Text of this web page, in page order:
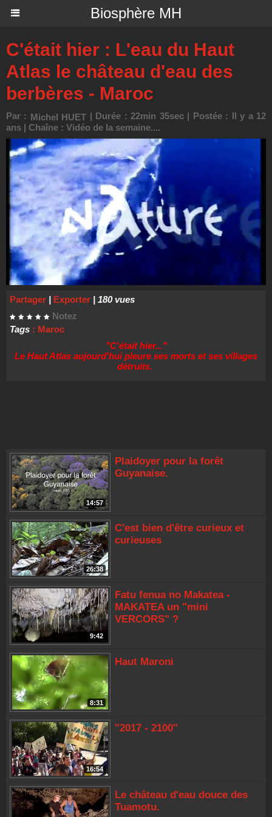
Biosphère MH
C'était hier : L'eau du Haut
Atlas le château d'eau des
berbères - Maroc
Par : Michel HUET | Durée : 22min 35sec | Postée : Il y a 12
ans | Chaîne : Vidéo de la semaine....
14:57
Plaidoyer pour la forêt
Guyanaise.
26:38
C'est bien d'être curieux et
curieuses
9:42
Fatu fenua no Makatea -
MAKATEA un "mini
VERCORS" ?
8:31
Haut Maroni
16:54
"2017 - 2100"
Le château d'eau douce des
Tuamotu.
Partager | Exporter | 180 vues
Notez
Tags : Maroc
"C'était hier..."
Le Haut Atlas aujourd'hui pleure ses morts et ses villages
détruits.